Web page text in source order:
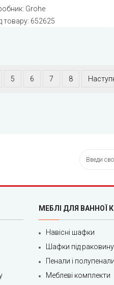
Grohe
товару: 652625
5 6 7 8
МЕБЛІ ДЛЯ ВАННОЇ
Навісні шафки
Шафки під раковину
Пенали і полупенали
Меблеві комплекти